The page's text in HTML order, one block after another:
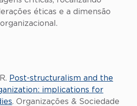
éticas e a dimensão
Post-structuralism and the
implications for
. Organizações & Sociedade